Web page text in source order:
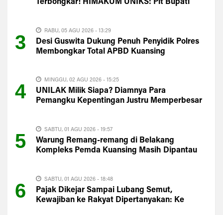
Terbongkar! HIMAKUM UNIKS: Plt Bupati
3
RABU, 05 AGU 2026 - 13:29
Desi Guswita Dukung Penuh Penyidik Polres
Membongkar Total APBD Kuansing
4
MINGGU, 02 AGU 2026 - 15:25
UNILAK Milik Siapa? Diamnya Para
Pemangku Kepentingan Justru Memperbesar
5
SABTU, 01 AGU 2026 - 19:57
Warung Remang-remang di Belakang
Kompleks Pemda Kuansing Masih Dipantau
6
SABTU, 01 AGU 2026 - 18:48
Pajak Dikejar Sampai Lubang Semut,
Kewajiban ke Rakyat Dipertanyakan: Ke